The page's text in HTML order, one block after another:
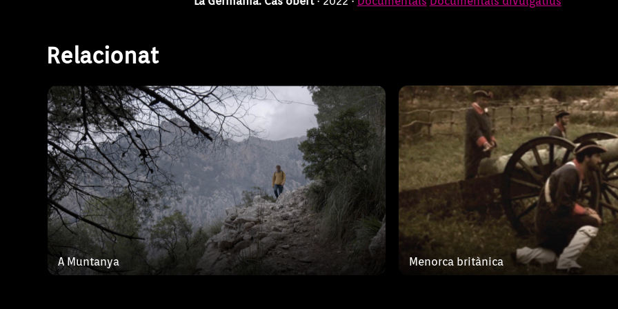
Relacionat
A Muntanya
viuen. Els tres capítols mostren la trajectòria de
propietaris, gestors ambientals, enginyers, pages
Menorca britànica